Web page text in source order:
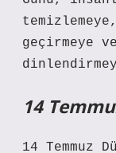
geçirmeye
14
14 Temmuz